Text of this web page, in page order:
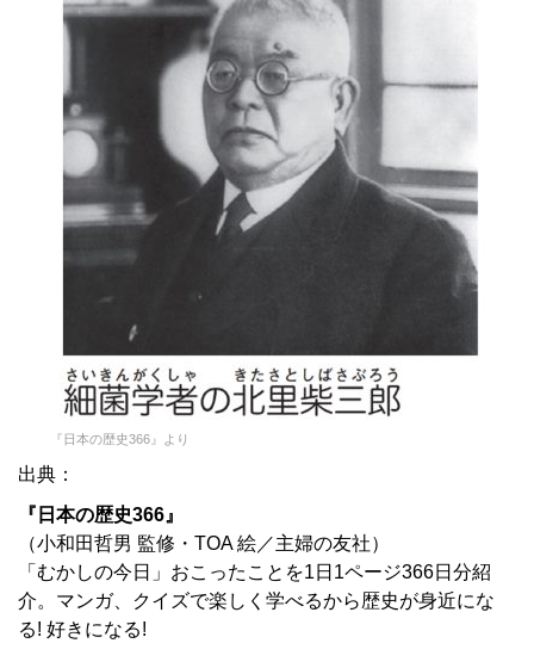
『日本の歴史366』より
出典：
『日本の歴史366』
（小和田哲男 監修・TOA 絵／主婦の友社）
「むかしの今日」おこったことを1日1ページ366日分紹
介。マンガ、クイズで楽しく学べるから歴史が身近にな
る! 好きになる!